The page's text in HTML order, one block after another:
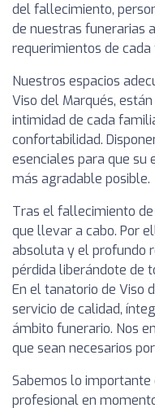
del fallecimiento,
de nuestras funerarias
requerimientos de cada
Nuestros espacios
Viso del Marqués,
intimidad de cada
confortabilidad.
esenciales para que su
más agradable posible.
Tras el fallecimiento
que llevar a cabo. Por
absoluta y el profundo
pérdida liberándote de
En el tanatorio de Viso
servicio de calidad,
ámbito funerario. Nos
que sean necesarios
Sabemos lo importante
profesional en